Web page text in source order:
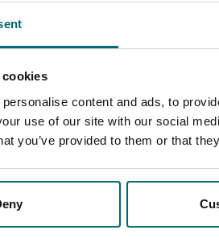
content and ads, to
use of our site with our social
you’ve provided to them or that
, absolute Ruhe und Natur pur. Es
ganz in Ordnung und sauber. Der